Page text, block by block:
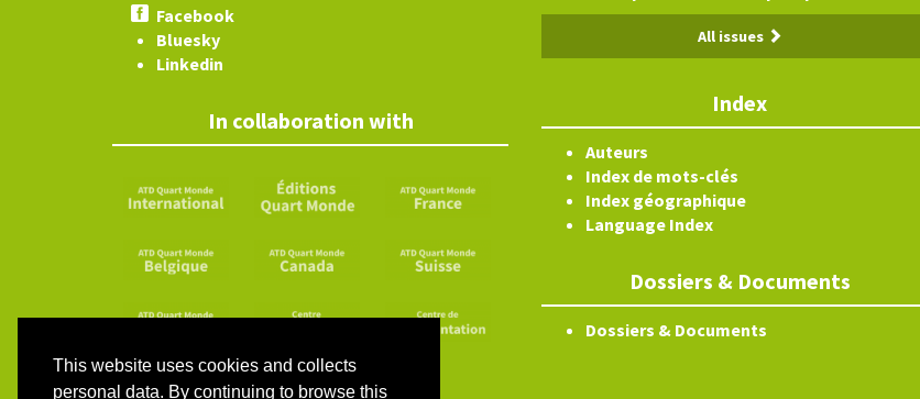
This website uses cookies and collects
personal data. By continuing to browse this
Facebook
Bluesky
Linkedin
In collaboration with
All issues
Index
Auteurs
Index de mots-clés
Index géographique
Language Index
Dossiers & Documents
Dossiers & Documents